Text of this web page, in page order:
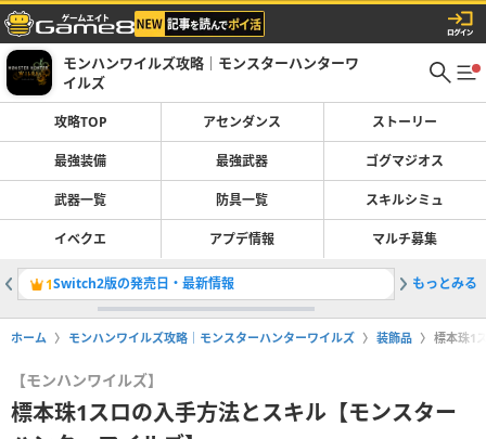
モンハンワイルズ攻略｜モンスターハンターワ
イルズ
攻略TOP アセンダンス ストーリー
最強装備 最強武器 ゴグマジオス
武器一覧 防具一覧 スキルシミュ
イベクエ アプデ情報 マルチ募集
1Switch2版の発売日・最新情報 2双剣の
もっとみる
ホーム モンハンワイルズ攻略｜モンスターハンターワイルズ 装飾品 標本珠1
【モンハンワイルズ】
標本珠1スロの入手方法とスキル【モンスター